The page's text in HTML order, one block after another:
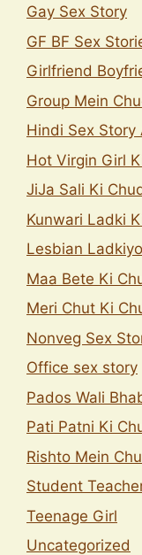
Gay Sex Story
GF BF Sex
Girlfriend
Group Mein
Hindi Sex Story
Hot Virgin Girl
JiJa Sali Ki
Kunwari Ladki
Lesbian
Maa Bete Ki
Meri Chut Ki
Nonveg Sex
Office sex story
Pados Wali
Pati Patni Ki
Rishto Mein
Student
Teenage Girl
Uncategorized